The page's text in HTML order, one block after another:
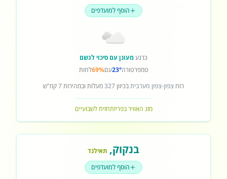
הוסף למועדפים
כרגעמעונן עם סיכוי לגשם
טמפרטורה23°עם69%לחות
רוח צפון-צפון מערביתבכיוון327מעלות ובמהירות7קמ"ש
מזג האוויר בפריזתחזית לשבועיים
בנקוק, תאילנד
הוסף למועדפים